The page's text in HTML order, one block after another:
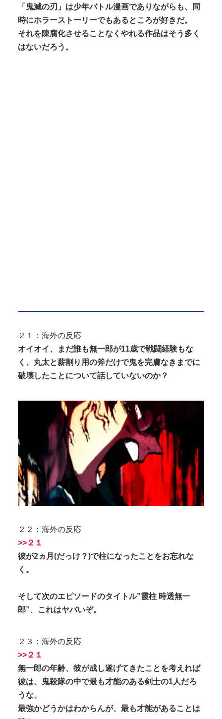
「鬼滅の刃」は少年バトル漫画でありながらも、同
時にホラーストーリーでもあるところが好きだ。
それを陳腐化させることなくやれる作品はそう多く
はないだろう。
２１：海外の反応
オイオイ、まだ誰も無一郎が11歳で戦闘経験もな
く、丸太と薪割り用の斧だけで鬼を完膚なきまでに
破壊したことについて話していないのか？
２２：海外の反応
>>２１
彼が2ヵ月(だっけ？)で柱になったことをお忘れな
く。
そして次のエピソードのタイトル”霞柱 時透無一
郎”、これはヤバいぞ。
２３：海外の反応
>>２１
無一郎の年齢、彼が成し遂げてきたことを考えれば
彼は、鬼殺隊の中で最も才能のある剣士の1人だろ
うな。
最強かどうかはわからんが、最も才能があることは